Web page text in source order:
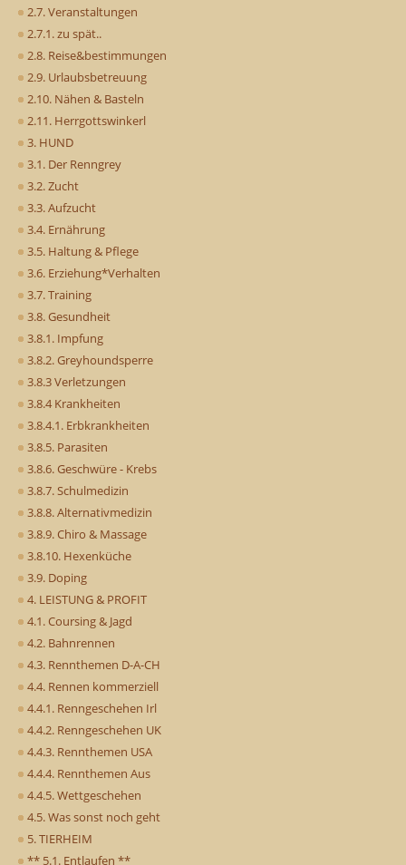
2.7. Veranstaltungen
2.7.1. zu spät..
2.8. Reise&bestimmungen
2.9. Urlaubsbetreuung
2.10. Nähen & Basteln
2.11. Herrgottswinkerl
3. HUND
3.1. Der Renngrey
3.2. Zucht
3.3. Aufzucht
3.4. Ernährung
3.5. Haltung & Pflege
3.6. Erziehung*Verhalten
3.7. Training
3.8. Gesundheit
3.8.1. Impfung
3.8.2. Greyhoundsperre
3.8.3 Verletzungen
3.8.4 Krankheiten
3.8.4.1. Erbkrankheiten
3.8.5. Parasiten
3.8.6. Geschwüre - Krebs
3.8.7. Schulmedizin
3.8.8. Alternativmedizin
3.8.9. Chiro & Massage
3.8.10. Hexenküche
3.9. Doping
4. LEISTUNG & PROFIT
4.1. Coursing & Jagd
4.2. Bahnrennen
4.3. Rennthemen D-A-CH
4.4. Rennen kommerziell
4.4.1. Renngeschehen Irl
4.4.2. Renngeschehen UK
4.4.3. Rennthemen USA
4.4.4. Rennthemen Aus
4.4.5. Wettgeschehen
4.5. Was sonst noch geht
5. TIERHEIM
** 5.1. Entlaufen **